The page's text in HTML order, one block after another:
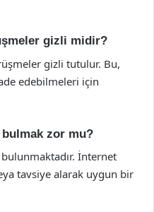
gizli midir?
gizli tutulur. Bu,
edebilmeleri için
bulmak zor mu?
İnternet
tavsiye alarak uygun bir